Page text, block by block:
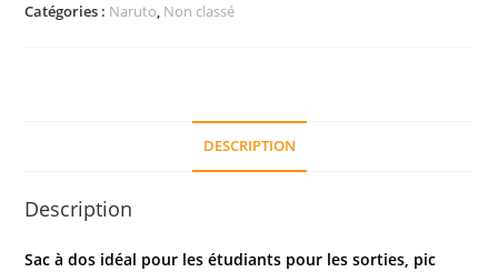
Catégories : Naruto, Non classé
DESCRIPTION
Description
Sac à dos idéal pour les étudiants pour les sorties, pic